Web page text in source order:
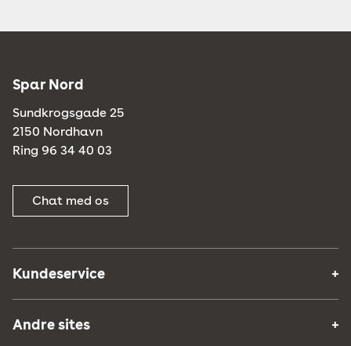
Spar Nord
Sundkrogsgade 25
2150 Nordhavn
Ring 96 34 40 03
Chat med os
Kundeservice
Andre sites